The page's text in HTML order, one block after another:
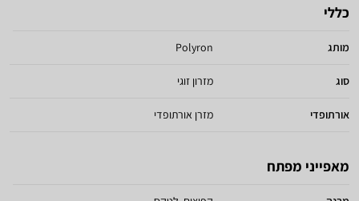
כללי
מותג Polyron
סוג מזרון זוגי
אורתופדי מזרן אורתופדי
מאפייני מפתח